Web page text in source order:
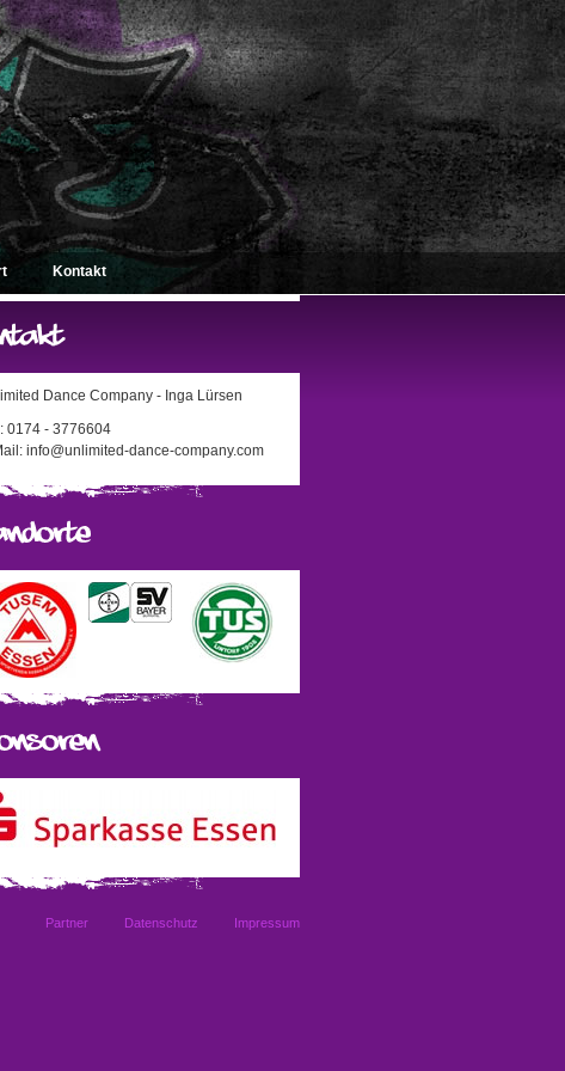
Kontakt
Dance Company - Inga Lürsen
0174 - 3776604
info@unlimited-dance-company.com
Partner Datenschutz Impressum